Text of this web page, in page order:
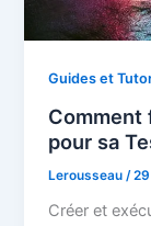
Guides et
Comment
pour sa
Lerousseau /
Créer et